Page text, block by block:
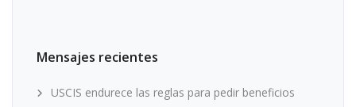
Mensajes recientes
USCIS endurece las reglas para pedir beneficios